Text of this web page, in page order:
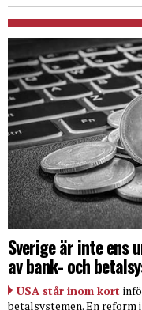
Sverige är inte ens
av bank- och
USA står inom kort
betalsystemen. En